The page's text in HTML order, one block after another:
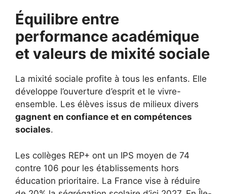
Équilibre entre
performance académique
et valeurs de mixité sociale
La mixité sociale profite à tous les enfants. Elle
développe l’ouverture d’esprit et le vivre-
ensemble. Les élèves issus de milieux divers
gagnent en confiance et en compétences
sociales.
Les collèges REP+ ont un IPS moyen de 74
contre 106 pour les établissements hors
éducation prioritaire. La France vise à réduire